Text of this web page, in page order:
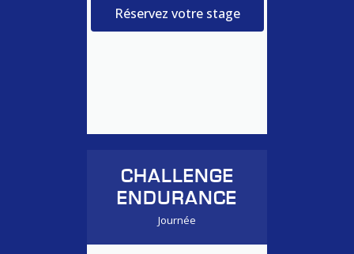
Réservez votre stage
CHALLENGE
ENDURANCE
Journée